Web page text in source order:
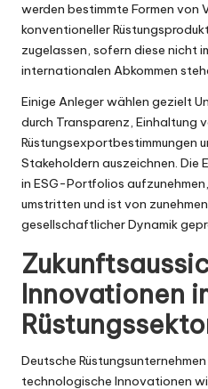
werden bestimmte Formen von
konventioneller
zugelassen, sofern diese nicht
internationalen Abkommen
Einige Anleger wählen gezielt
durch Transparenz, Einhaltung
Rüstungsexportbestimmungen
Stakeholdern auszeichnen. Die
in ESG-Portfolios
umstritten und ist von
gesellschaftlicher Dynamik
Innovationen
Deutsche
technologische Innovationen